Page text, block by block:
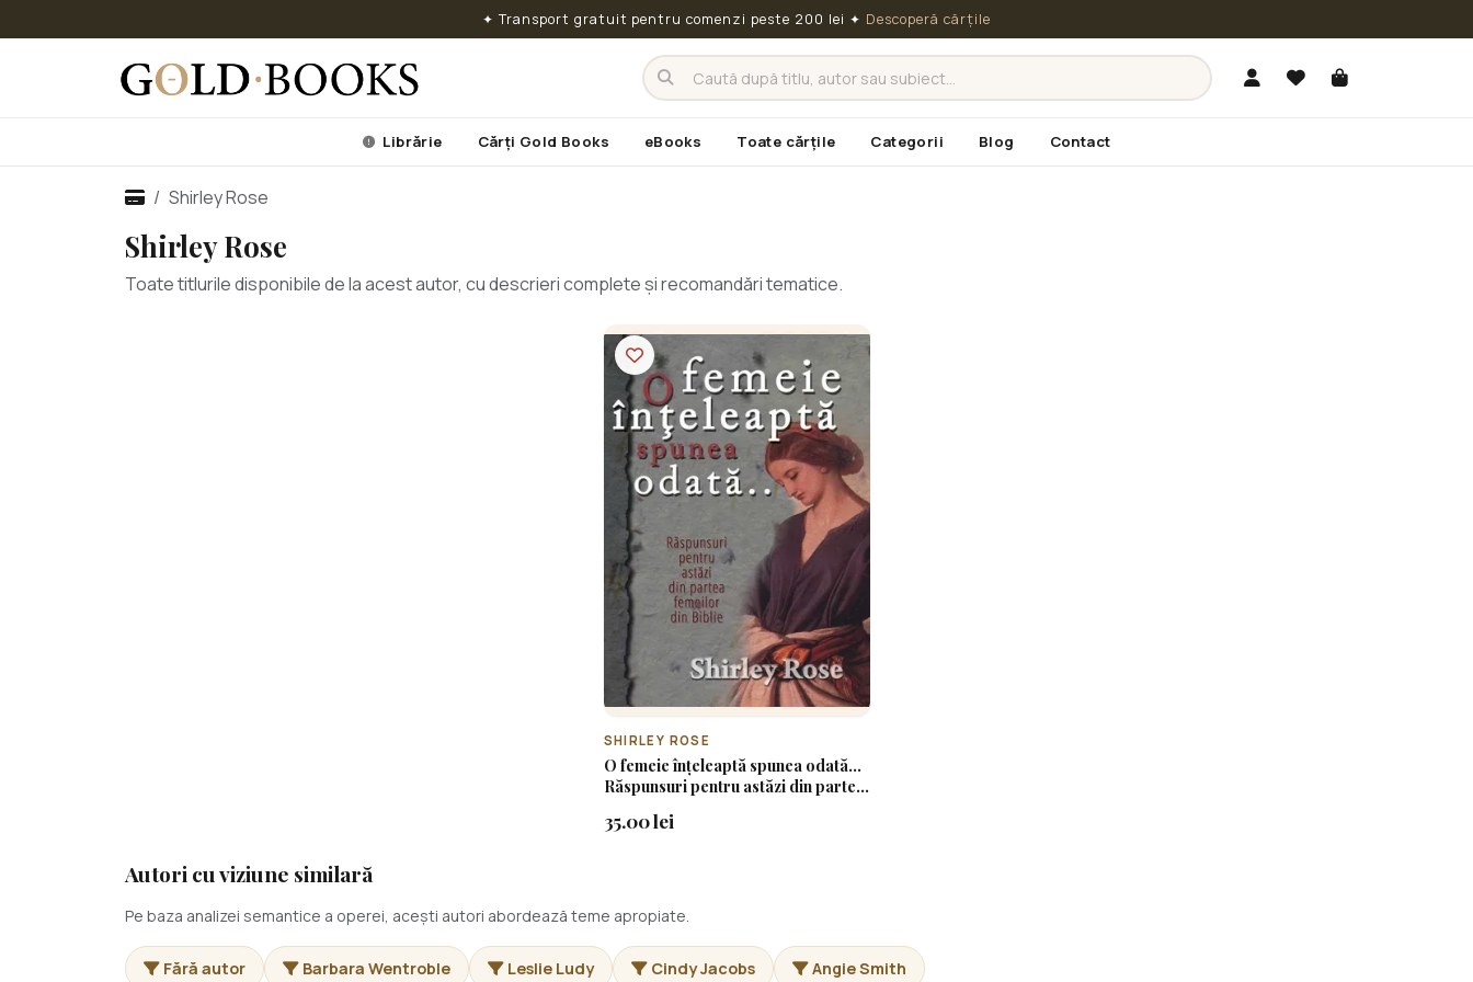
✦ Transport gratuit pentru comenzi peste 200 lei ✦ Descoperă cărțile
Librărie Cărți Gold Books eBooks Toate cărțile Categorii Blog Contact
Shirley Rose
Shirley Rose
Toate titlurile disponibile de la acest autor, cu descrieri complete și recomandări tematice.
SHIRLEY ROSE
O femeie înțeleaptă spunea odată...
Răspunsuri pentru astăzi din partea
35.00 lei
Autori cu viziune similară
Pe baza analizei semantice a operei, acești autori abordează teme apropiate.
Fără autor Barbara Wentroble Leslie Ludy Cindy Jacobs Angie Smith